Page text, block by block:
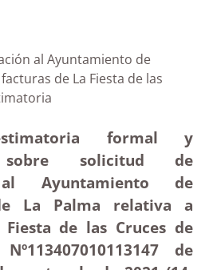
al Ayuntamiento de
de La Fiesta de las
formal y
sobre solicitud de
Ayuntamiento de
La Palma relativa a
de las Cruces de
de